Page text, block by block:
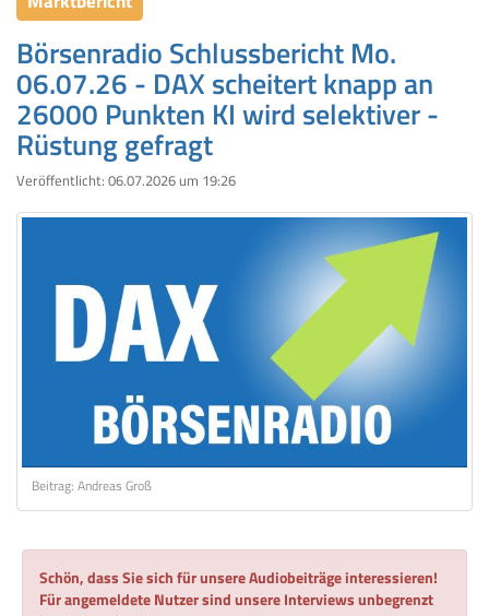
Börsenradio Schlussbericht Mo.
06.07.26 - DAX scheitert knapp an
26000 Punkten KI wird selektiver -
Rüstung gefragt
Veröffentlicht: 06.07.2026 um 19:26
Beitrag: Andreas Groß
Schön, dass Sie sich für unsere Audiobeiträge interessieren!
Für angemeldete Nutzer sind unsere Interviews unbegrenzt